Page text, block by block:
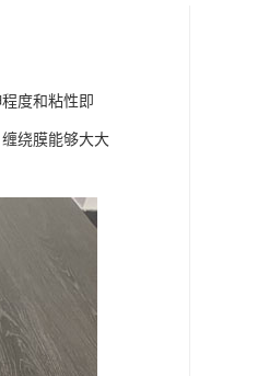
度和粘性即
绕膜能够大大